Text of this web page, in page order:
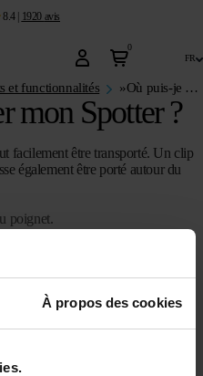
À propos des cookies
8.4| 1920 avis
0
fr
et functionnalités » Où puis-je attacher mon Spotter ?
mon Spotter ?
facilement être transporté. Un clip
également être porté autour du
poignet.
poignet.
livré avec un clip de fixation en
un collier (plus grand).
livré avec un étui en silicone qui
étroit).